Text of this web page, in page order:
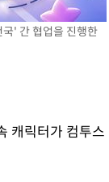
' 간 협업을 진행한
캐릭터가 컴투스